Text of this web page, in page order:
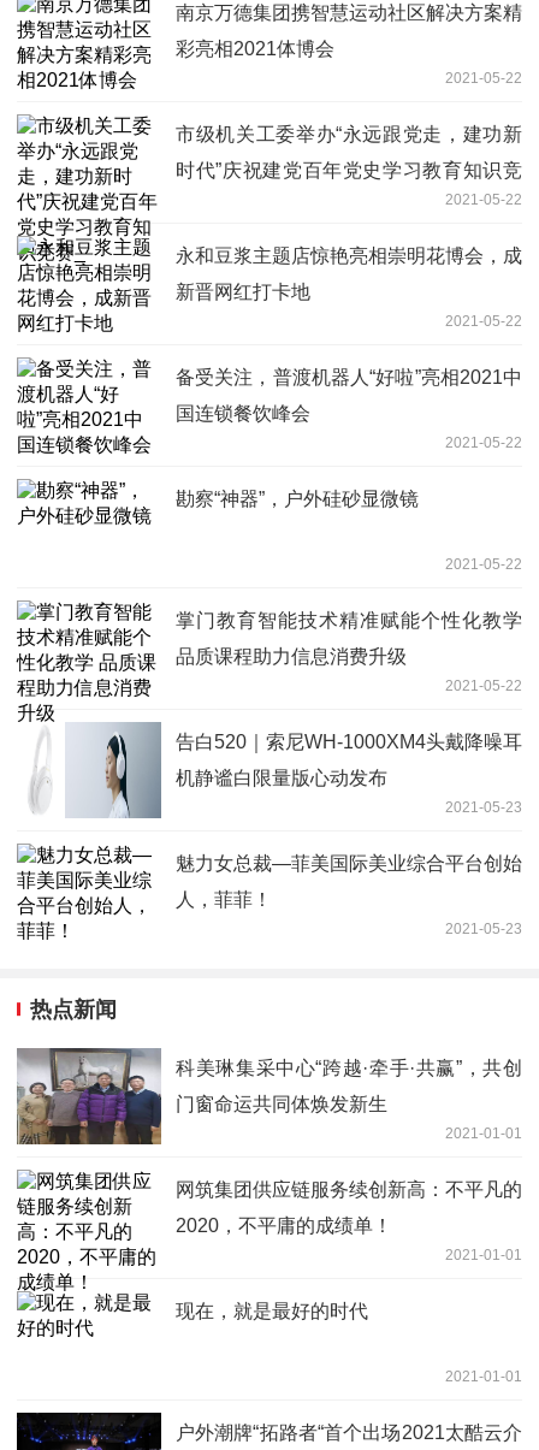
南京万德集团携智慧运动社区解决方案精
彩亮相2021体博会
2021-05-22
市级机关工委举办“永远跟党走，建功新
时代”庆祝建党百年党史学习教育知识竞
2021-05-22
永和豆浆主题店惊艳亮相崇明花博会，成
新晋网红打卡地
2021-05-22
备受关注，普渡机器人“好啦”亮相2021中
国连锁餐饮峰会
2021-05-22
勘察“神器”，户外硅砂显微镜
2021-05-22
掌门教育智能技术精准赋能个性化教学
品质课程助力信息消费升级
2021-05-22
告白520｜索尼WH-1000XM4头戴降噪耳
机静谧白限量版心动发布
2021-05-23
魅力女总裁—菲美国际美业综合平台创始
人，菲菲！
2021-05-23
热点新闻
科美琳集采中心“跨越·牵手·共赢”，共创
门窗命运共同体焕发新生
2021-01-01
网筑集团供应链服务续创新高：不平凡的
2020，不平庸的成绩单！
2021-01-01
现在，就是最好的时代
2021-01-01
户外潮牌“拓路者“首个出场2021太酷云介